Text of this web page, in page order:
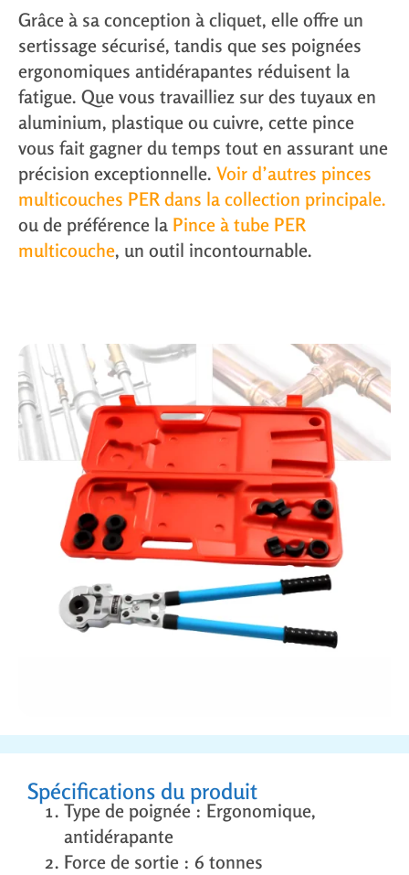
Grâce à sa conception à cliquet, elle offre un
sertissage sécurisé, tandis que ses poignées
ergonomiques antidérapantes réduisent la
fatigue. Que vous travailliez sur des tuyaux en
aluminium, plastique ou cuivre, cette pince
vous fait gagner du temps tout en assurant une
précision exceptionnelle. Voir d’autres pinces
multicouches PER dans la collection principale.
ou de préférence la Pince à tube PER
multicouche, un outil incontournable.
Spécifications du produit
Type de poignée : Ergonomique,
antidérapante
Force de sortie : 6 tonnes